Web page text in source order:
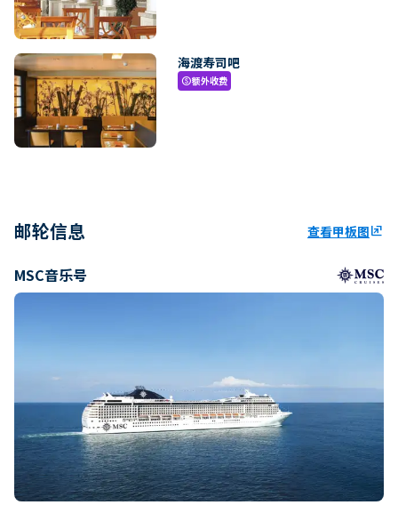
海渡寿司吧
paid额外收费
邮轮信息 查看甲板图ungroup
MSC音乐号